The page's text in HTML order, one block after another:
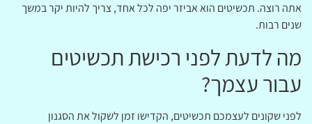
אתה רוצה. תכשיטים הוא אביזר יפה לכל אחד, צריך להיות יקר במשך
שנים רבות.
מה לדעת לפני רכישת תכשיטים
עבור עצמך?
לפני שקונים לעצמכם תכשיטים, הקדישו זמן לשקול את הסגנון